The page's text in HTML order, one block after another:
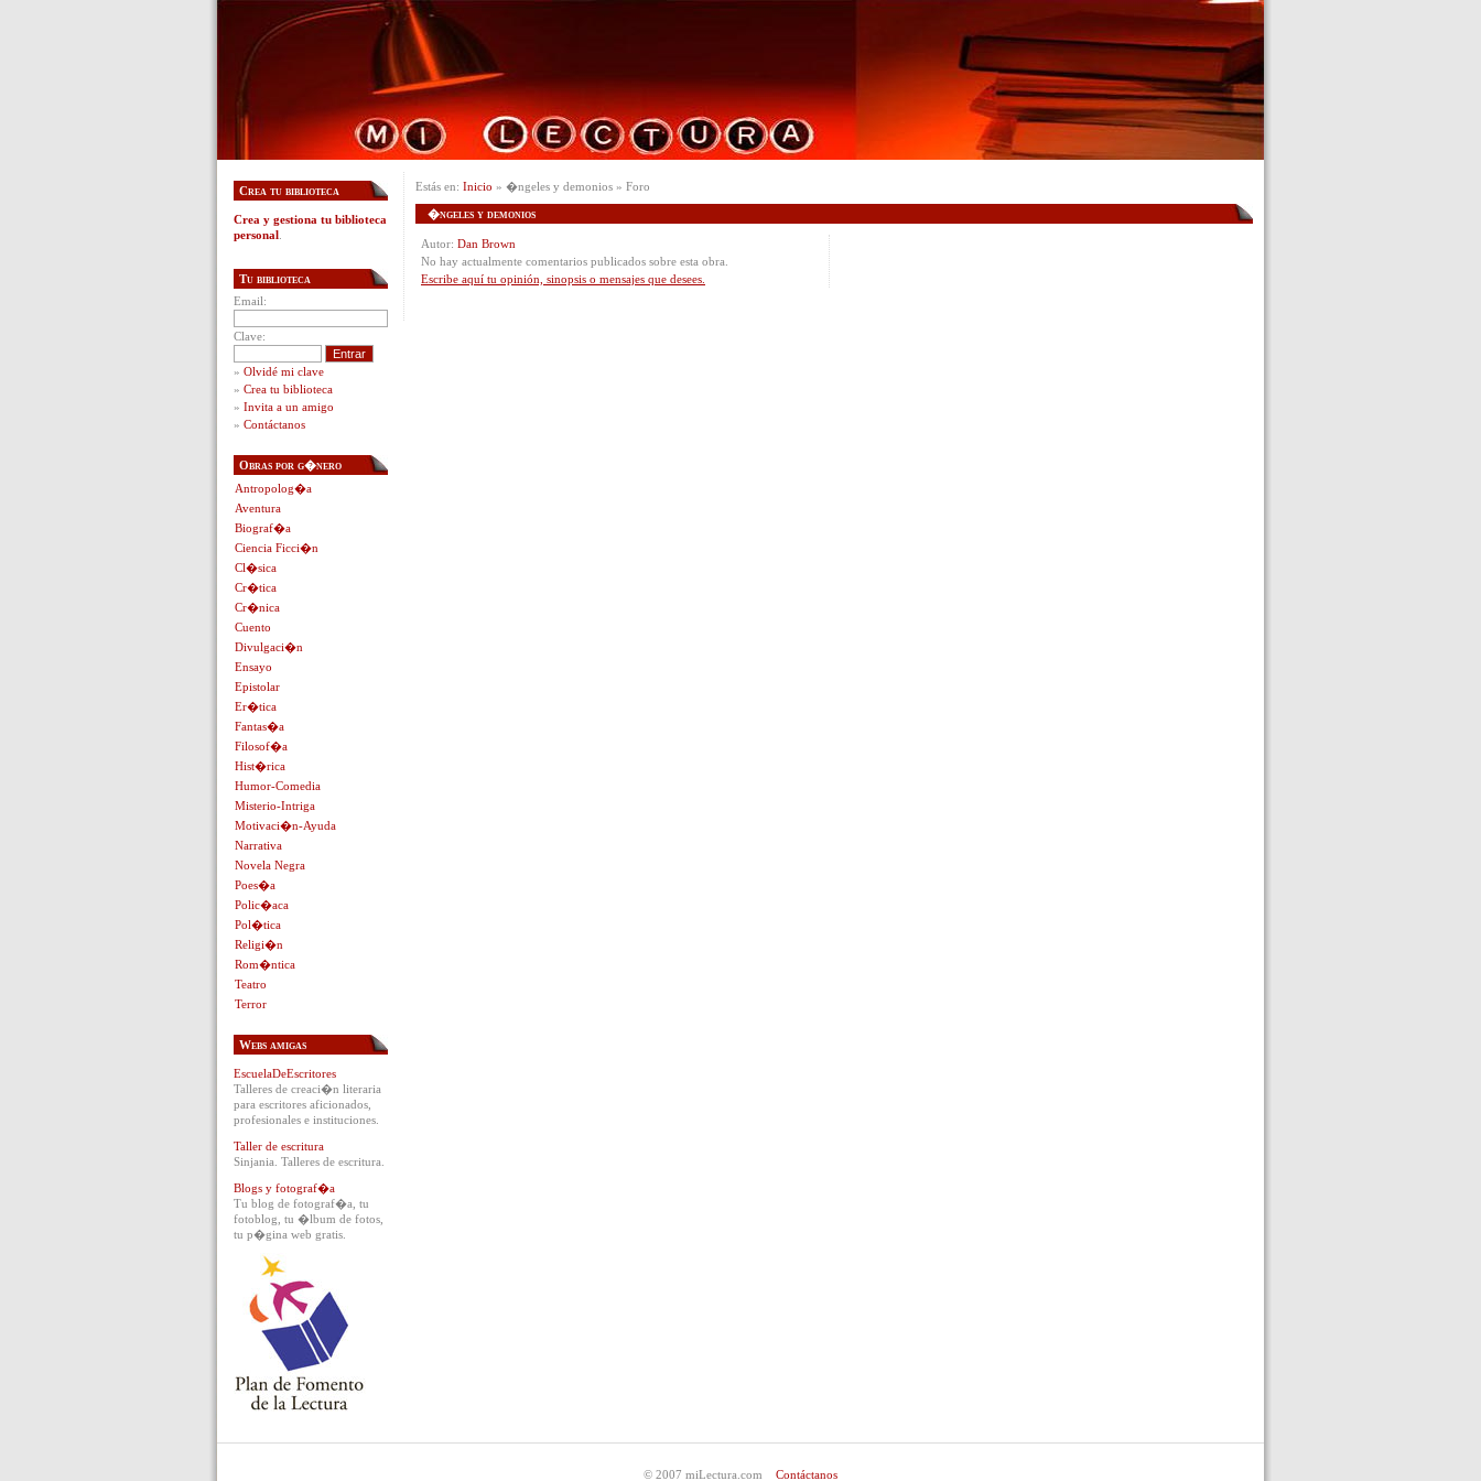
Estás en: Inicio » �ngeles y demonios » Foro
�ngeles y demonios
Autor: Dan Brown
No hay actualmente comentarios publicados sobre esta obra.
Escribe aquí tu opinión, sinopsis o mensajes que desees.
Crea tu biblioteca
Crea y gestiona tu biblioteca
personal
Tu biblioteca
Email:
Clave:
» Olvidé mi clave
» Crea tu biblioteca
» Invita a un amigo
» Contáctanos
Obras por g�nero
Antropolog�a
Aventura
Biograf�a
Ciencia Ficci�n
Cl�sica
Cr�tica
Cr�nica
Cuento
Divulgaci�n
Ensayo
Epistolar
Er�tica
Fantas�a
Filosof�a
Hist�rica
Humor-Comedia
Misterio-Intriga
Motivaci�n-Ayuda
Narrativa
Novela Negra
Poes�a
Polic�aca
Pol�tica
Religi�n
Rom�ntica
Teatro
Terror
Webs amigas
EscuelaDeEscritores
Talleres de creaci�n literaria
para escritores aficionados,
profesionales e instituciones.
Taller de escritura
Sinjania. Talleres de escritura.
Blogs y fotograf�a
Tu blog de fotograf�a, tu
fotoblog, tu �lbum de fotos,
tu p�gina web gratis.
© 2007 miLectura.com Contáctanos